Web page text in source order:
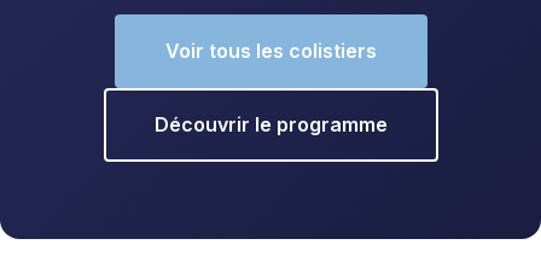
Voir tous les colistiers
Découvrir le programme